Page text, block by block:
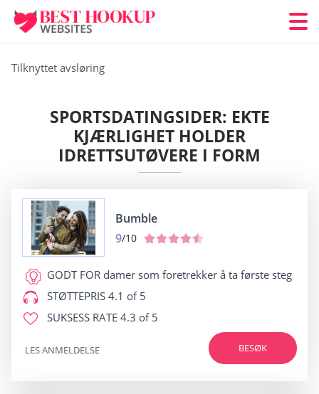
Tilknyttet avsløring
SPORTSDATINGSIDER: EKTE
KJÆRLIGHET HOLDER
IDRETTSUTØVERE I FORM
Bumble
9/10
GODT FOR damer som foretrekker å ta første steg
STØTTEPRIS 4.1 of 5
SUKSESS RATE 4.3 of 5
BESØK
LES ANMELDELSE